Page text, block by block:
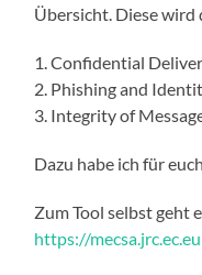
Übersicht. Diese
1. Confidential
2. Phishing and
3. Integrity of
Dazu habe ich für
Zum Tool selbst geht
https://